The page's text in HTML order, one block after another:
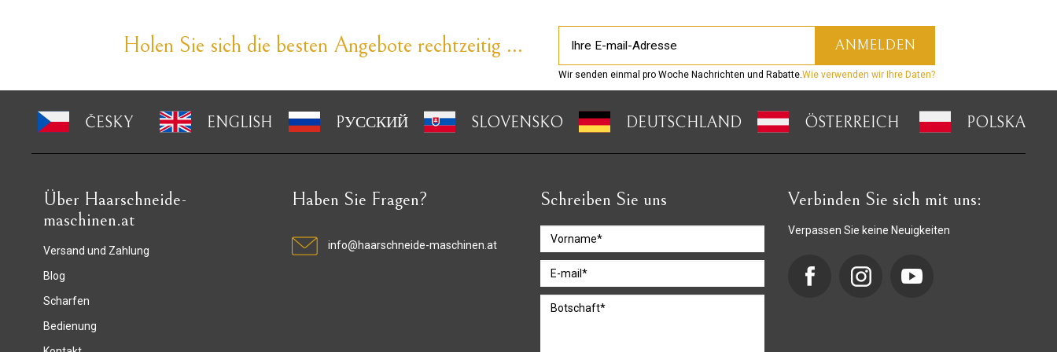
Holen Sie sich die besten Angebote rechtzeitig ...
Wir senden einmal pro Woche Nachrichten und Rabatte.Wie verwenden wir Ihre Daten?
ČESKY ENGLISH PУССКИЙ SLOVENSKO DEUTSCHLAND ÖSTERREICH POLSKA
Über Haarschneide-
maschinen.at
Versand und Zahlung
Blog
Scharfen
Bedienung
Haben Sie Fragen?
info@haarschneide-maschinen.at
Schreiben Sie uns Verbinden Sie sich mit uns:
Verpassen Sie keine Neuigkeiten